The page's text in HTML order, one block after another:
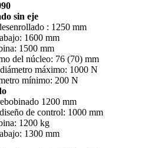
sin eje
: 1250 mm
1600 mm
1500 mm
del núcleo: 76 (70) mm
máximo: 1000 N
mínimo: 200 N
1200 mm
de control: 1000 mm
1200 kg
1300 mm